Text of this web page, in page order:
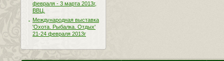
февраля - 3 марта 2013г,
ВВЦ.
Международная выставка
'Охота. Рыбалка. Отдых'
21-24 февраля 2013г